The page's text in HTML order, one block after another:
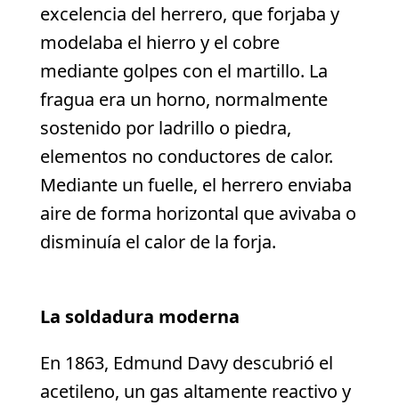
excelencia del herrero, que forjaba y
modelaba el hierro y el cobre
mediante golpes con el martillo. La
fragua era un horno, normalmente
sostenido por ladrillo o piedra,
elementos no conductores de calor.
Mediante un fuelle, el herrero enviaba
aire de forma horizontal que avivaba o
disminuía el calor de la forja.
La soldadura moderna
En 1863, Edmund Davy descubrió el
acetileno, un gas altamente reactivo y